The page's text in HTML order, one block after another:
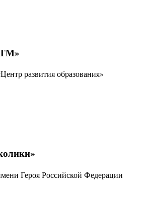
развития образования»
Героя Российской Федерации